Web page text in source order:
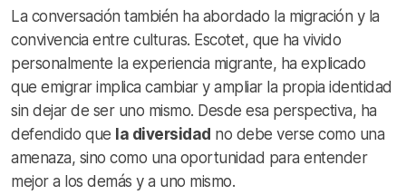
La conversación también ha abordado la migración y la
convivencia entre culturas. Escotet, que ha vivido
personalmente la experiencia migrante, ha explicado
que emigrar implica cambiar y ampliar la propia identidad
sin dejar de ser uno mismo. Desde esa perspectiva, ha
defendido que la diversidad no debe verse como una
amenaza, sino como una oportunidad para entender
mejor a los demás y a uno mismo.